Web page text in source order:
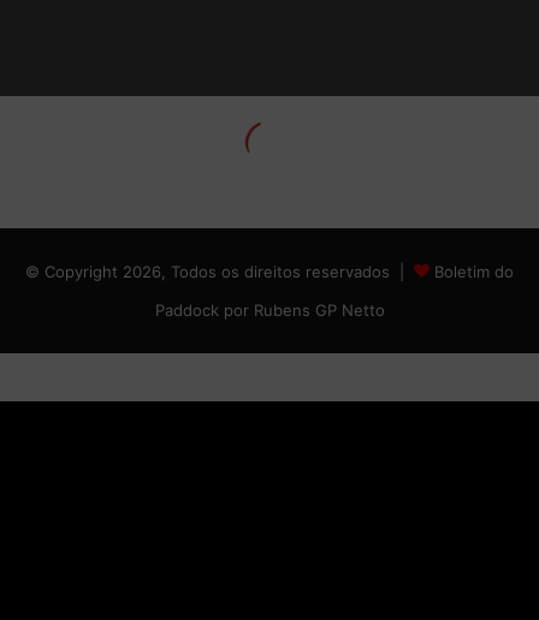
© Copyright 2026, Todos os direitos reservados |
Boletim do
Paddock por Rubens GP Netto